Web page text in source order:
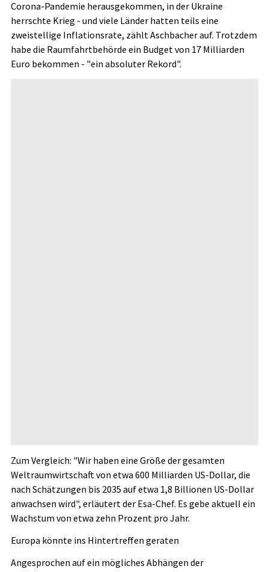
Corona-Pandemie herausgekommen, in der Ukraine
herrschte Krieg - und viele Länder hatten teils eine
zweistellige Inflationsrate, zählt Aschbacher auf. Trotzdem
habe die Raumfahrtbehörde ein Budget von 17 Milliarden
Euro bekommen - "ein absoluter Rekord".
Zum Vergleich: "Wir haben eine Größe der gesamten
Weltraumwirtschaft von etwa 600 Milliarden US-Dollar, die
nach Schätzungen bis 2035 auf etwa 1,8 Billionen US-Dollar
anwachsen wird", erläutert der Esa-Chef. Es gebe aktuell ein
Wachstum von etwa zehn Prozent pro Jahr.
Europa könnte ins Hintertreffen geraten
Angesprochen auf ein mögliches Abhängen der